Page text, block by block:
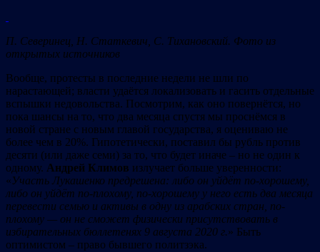
П. Северинец, Н. Статкевич, С. Тихановский. Фото из
открытых источников
Вообще, протесты в последние недели не шли по
нарастающей; власти удаётся локализовать и гасить отдельные
вспышки недовольства. Посмотрим, как оно повернётся, но
пока шансы на то, что два месяца спустя мы проснёмся в
новой стране с новым главой государства, я оцениваю не
более чем в 20%. Гипотетически, поставил бы рубль против
десяти (или даже семи) за то, что будет иначе – но не один к
одному. Андрей Климов излучает больше уверенности:
«Участь Лукашенко предрешена: либо он уйдёт по-хорошему,
либо он уйдёт по-плохому, по-хорошему у него есть два месяца
перевести семью и активы в одну из арабских стран, по-
плохому — он не сможет физически присутствовать в
избирательных бюллетенях 9 августа 2020 г.» Быть
оптимистом – право бывшего политзэка.